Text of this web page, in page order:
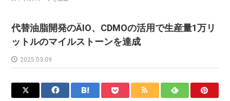
代替油脂開発のÄIO、CDMOの活用で生産量1万リ
ットルのマイルストーンを達成
2025.03.09